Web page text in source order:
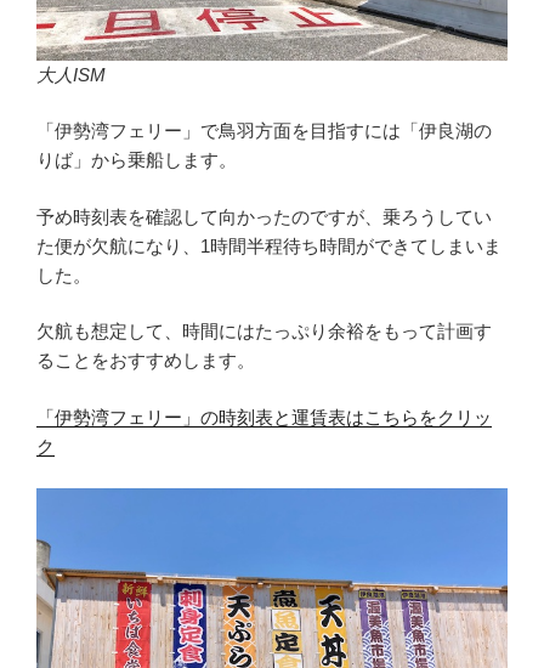
大人ISM
「伊勢湾フェリー」で鳥羽方面を目指すには「伊良湖の
りば」から乗船します。
予め時刻表を確認して向かったのですが、乗ろうしてい
た便が欠航になり、1時間半程待ち時間ができてしまいま
した。
欠航も想定して、時間にはたっぷり余裕をもって計画す
ることをおすすめします。
「伊勢湾フェリー」の時刻表と運賃表はこちらをクリッ
ク